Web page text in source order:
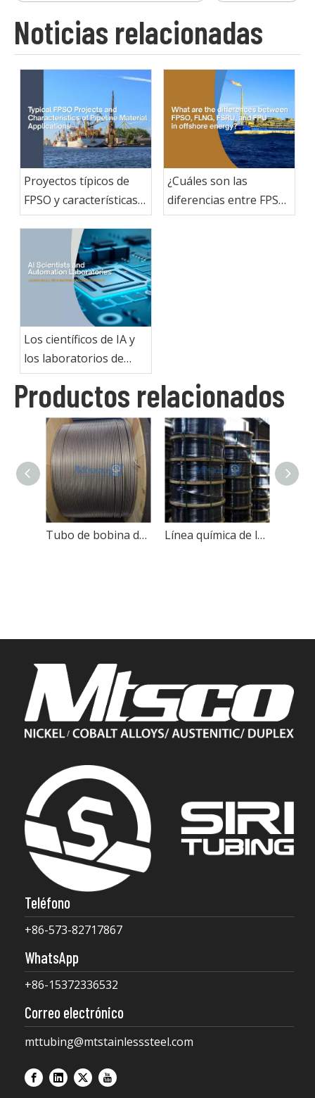
Noticias relacionadas
Proyectos típicos de
FPSO y características
de las aplicaciones de
materiales de tuberías
¿Cuáles son las
diferencias entre FPSO,
FLNG, FSRU y FPU en
Los científicos de IA y
los laboratorios de
automatización lanzan
una carrera de
aceleración de todos
los materiales de
campo
Productos relacionados
Tubo de bobina de calor UNS 32205 31803 con alta resistencia ASTM A789 Línea química de la inyección de la aleación 625 de alta resistencia para el petróleo y el gas
Teléfono
+86-573-82717867
WhatsApp
+86-15372336532
Correo electrónico
mttubing@mtstainlesssteel.com